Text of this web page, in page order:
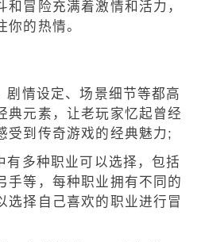
冒险充满着激情和活力，
的热情。
剧情设定、场景细节等都高
典元素，让老玩家忆起曾经
受到传奇游戏的经典魅力;
有多种职业可以选择，包括
手等，每种职业拥有不同的
选择自己喜欢的职业进行冒